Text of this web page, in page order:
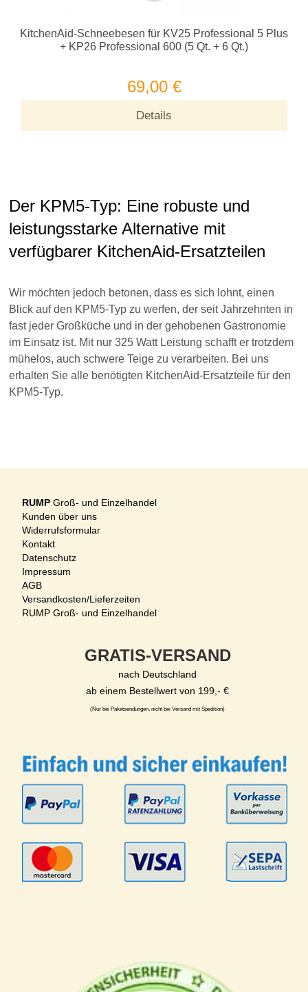
KitchenAid-Schneebesen für KV25 Professional 5 Plus
+ KP26 Professional 600 (5 Qt. + 6 Qt.)
69,00 €
Details
Der KPM5-Typ: Eine robuste und
leistungsstarke Alternative mit
verfügbarer KitchenAid-Ersatzteilen
Wir möchten jedoch betonen, dass es sich lohnt, einen
Blick auf den KPM5-Typ zu werfen, der seit Jahrzehnten in
fast jeder Großküche und in der gehobenen Gastronomie
im Einsatz ist. Mit nur 325 Watt Leistung schafft er trotzdem
mühelos, auch schwere Teige zu verarbeiten. Bei uns
erhalten Sie alle benötigten KitchenAid-Ersatzteile für den
KPM5-Typ.
RUMP Groß- und Einzelhandel
Kunden über uns
Widerrufsformular
Kontakt
Datenschutz
Impressum
AGB
Versandkosten/Lieferzeiten
RUMP Groß- und Einzelhandel
GRATIS-VERSAND
nach Deutschland
ab einem Bestellwert von 199,- €
(Nur bei Paketsendungen, nicht bei Versand mit Spedition)